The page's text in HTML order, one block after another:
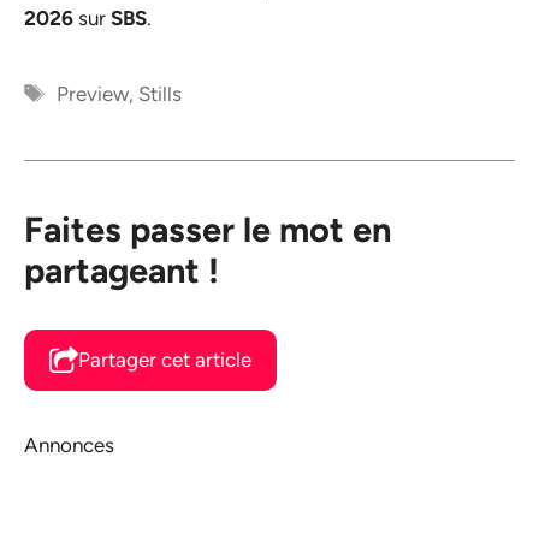
2026 sur SBS.
Étiquettes
Preview, Stills
Faites passer le mot en
partageant !
Partager cet article
Annonces